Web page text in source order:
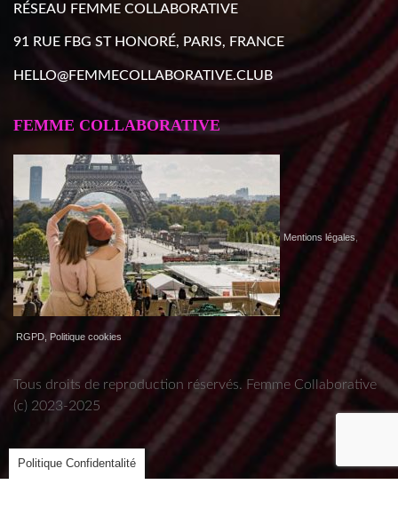
RÉSEAU FEMME COLLABORATIVE
91 RUE FBG ST HONORÉ, PARIS, FRANCE
HELLO@FEMMECOLLABORATIVE.CLUB
FEMME COLLABORATIVE
Mentions légales,
RGPD, Politique cookies
Tous droits de reproduction réservés. Femme Collaborative
(c) 2023-2025
Politique Confidentalité